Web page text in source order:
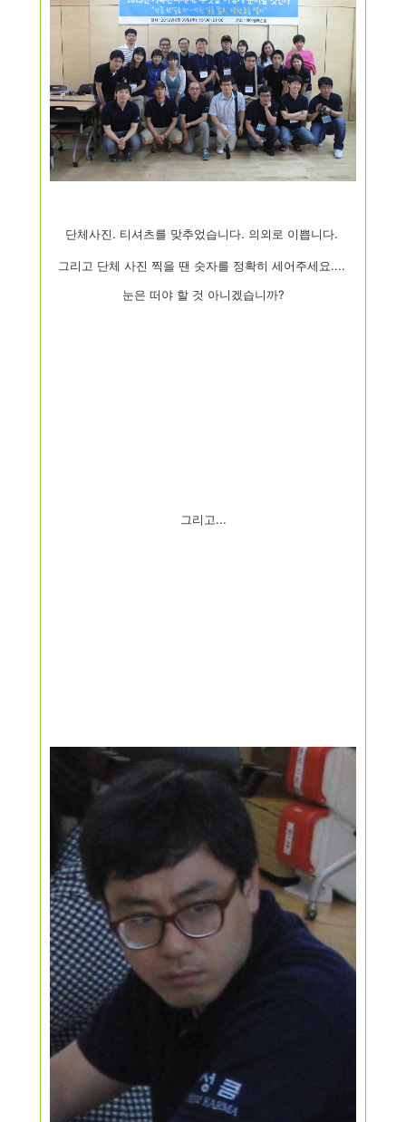
단체사진. 티셔츠를 맞추었습니다. 의외로 이쁩니다.
그리고 단체 사진 찍을 땐 숫자를 정확히 세어주세요....
눈은 떠야 할 것 아니겠습니까?
그리고...